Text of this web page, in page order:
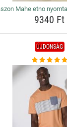
Mahe etno
9340 Ft
ÚJDONSÁG